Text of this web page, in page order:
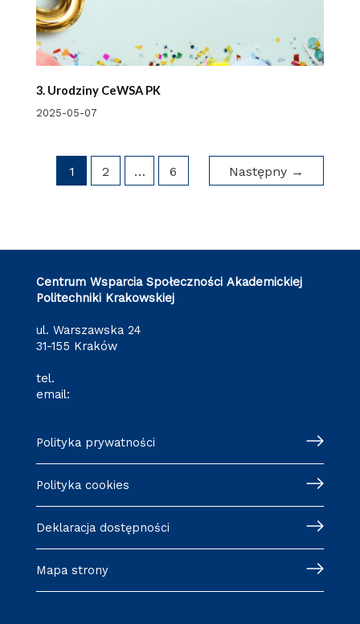
3. Urodziny CeWSA PK
2025-05-07
1 2 … 6 Następny →
Centrum Wsparcia Społeczności Akademickiej
Politechniki Krakowskiej
ul. Warszawska 24
31-155 Kraków
tel.
email:
Polityka prywatności
Polityka cookies
Deklaracja dostępności
Mapa strony